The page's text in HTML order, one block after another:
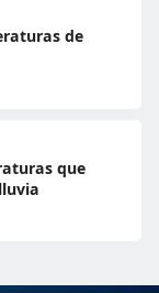
de
que